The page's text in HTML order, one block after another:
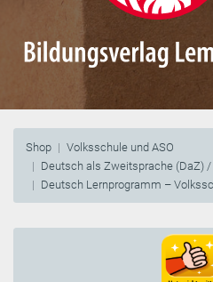
Shop
Volksschule und ASO
Deutsch als Zweitsprache (DaZ)
Deutsch Lernprogramm –